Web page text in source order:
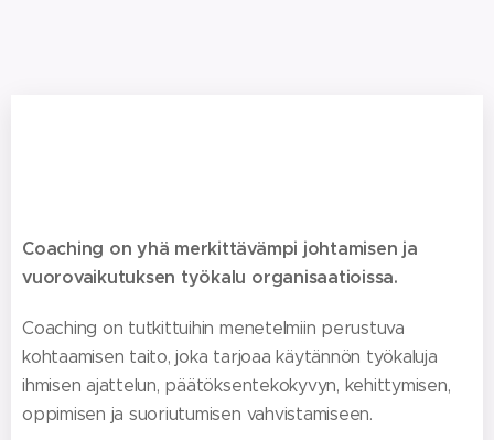
Coaching on yhä merkittävämpi johtamisen ja
vuorovaikutuksen työkalu organisaatioissa.
Coaching on tutkittuihin menetelmiin perustuva
kohtaamisen taito, joka tarjoaa käytännön työkaluja
ihmisen ajattelun, päätöksentekokyvyn, kehittymisen,
oppimisen ja suoriutumisen vahvistamiseen.